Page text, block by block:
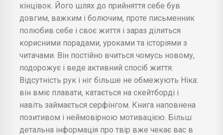
кінцівок. Його шлях до прийняття себе був
довгим, важким і болючим, проте письменник
полюбив себе і своє життя і зараз ділиться
корисними порадами, уроками та історіями з
читачами. Він постійно вчиться чомусь новому,
подорожує і веде активний спосіб життя.
Відсутність рук і ніг більше не обмежують Ніка:
він вміє плавати, катається на скейтборді і
навіть займається серфінгом. Книга наповнена
позитивом і неймовірною мотивацією. Більш
детальна інформація про твір вже чекає вас в